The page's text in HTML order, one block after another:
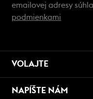
emailovej adresy
podmienkami
VOLAJTE
NAPÍŠTE NÁM